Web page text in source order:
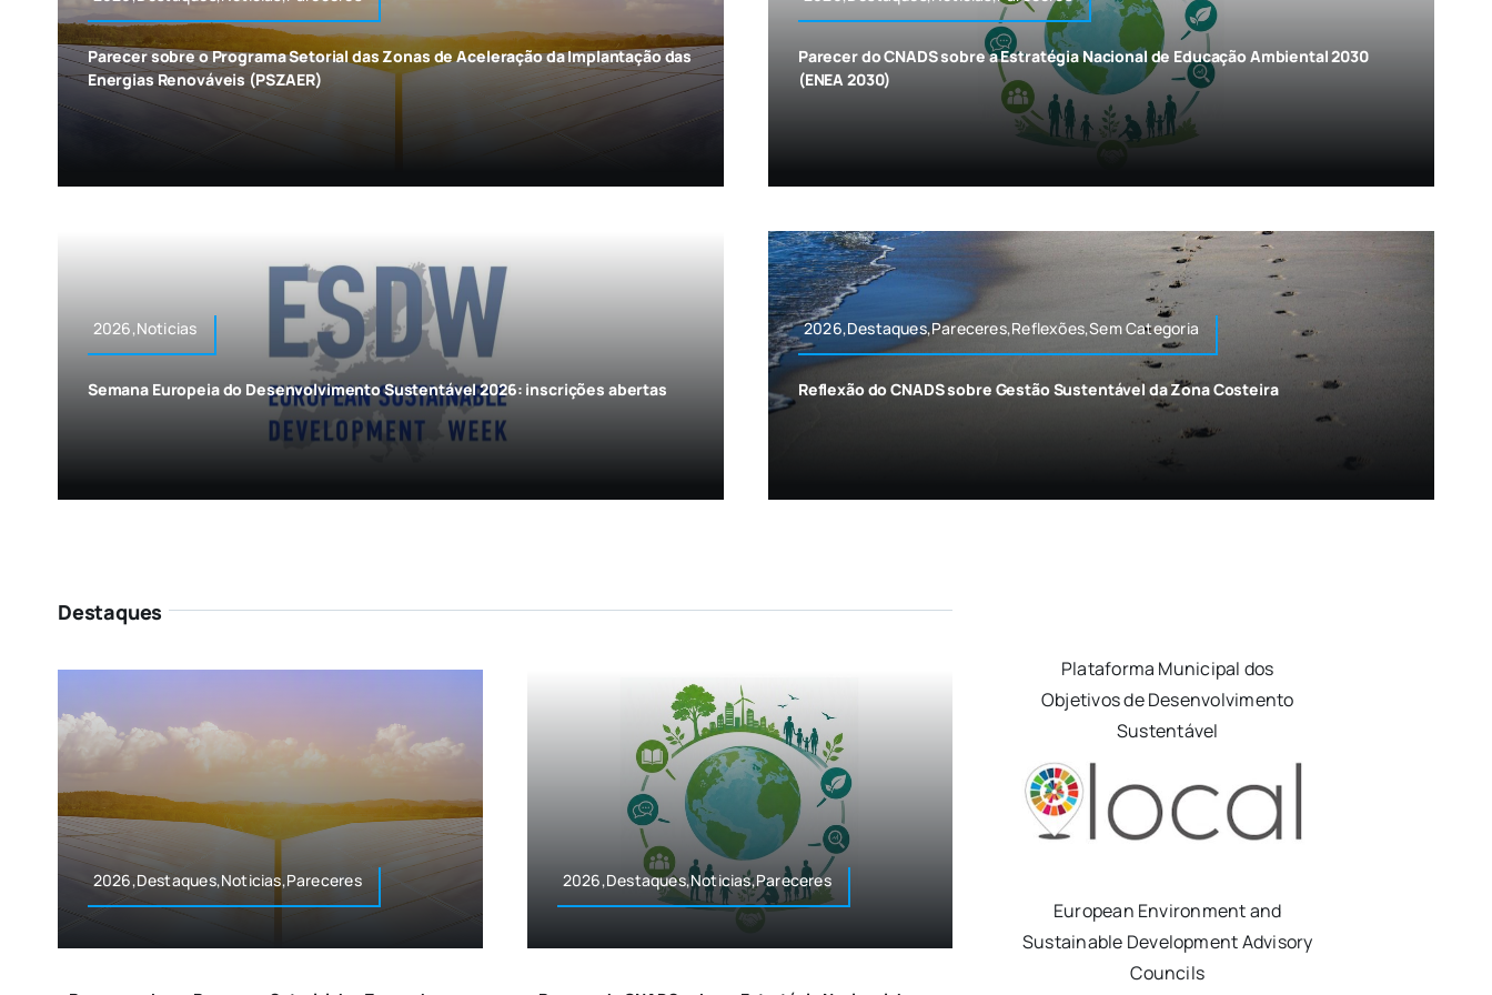
Parecer sobre o Programa Setorial das Zonas de Aceleração da Implantação das
Energias Renováveis (PSZAER)
Parecer do CNADS sobre a Estratégia Nacional de Educação Ambiental 2030
(ENEA 2030)
2026,Noticias
Semana Europeia do Desenvolvimento Sustentável 2026: inscrições abertas
2026,Destaques,Pareceres,Reflexões,Sem Categoria
Reflexão do CNADS sobre Gestão Sustentável da Zona Costeira
Destaques
2026,Destaques,Noticias,Pareceres 2026,Destaques,Noticias,Pareceres
Plataforma Municipal dos
Objetivos de Desenvolvimento
Sustentável
European Environment and
Sustainable Development Advisory
Councils